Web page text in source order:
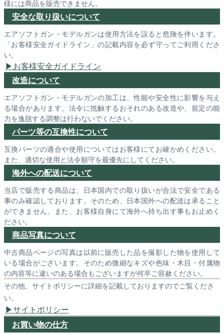
様には商品を販売できません。
安全な取り扱いについて
エアソフトガン・モデルガンは使用方法を誤ると危険を伴います。
「お客様安全ガイドライン」の記載内容を必ず守ってご利用くださ
い。
お客様安全ガイドライン
改造について
エアソフトガン・モデルガンの加工は、性能や安全性に影響を与え
る場合があります。法令に抵触するおそれのある改造や、規定の能
力を逸脱する調整は行わないでください。
パーツ等の互換性について
互換パーツの適合や使用についてはお客様にてお確かめください。
また、適切な使用と法令順守を最優先にしてください。
海外への配送について
当店で販売する商品は、日本国内での取り扱いが合法で安全である
事のみ確認しております。そのため、日本国外への配送は承ること
ができません。また、お客様自身にて海外へ持ち出す事もお止めく
ださい。
商品写真について
中古商品ページの写真は以前に販売した品を撮影した物を使用して
いる場合がございます。そのため微細なキズや色味・木目・付属物
の内容等に違いのある場合もございますが何卒ご容赦ください。
その他、サイトポリシーに詳細を記載しておりますのでご覧くださ
い。
サイトポリシー
お買い物の仕方